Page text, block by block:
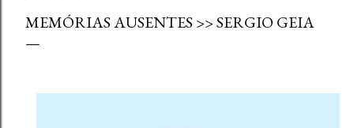
MEMÓRIAS AUSENTES >> SERGIO GEIA